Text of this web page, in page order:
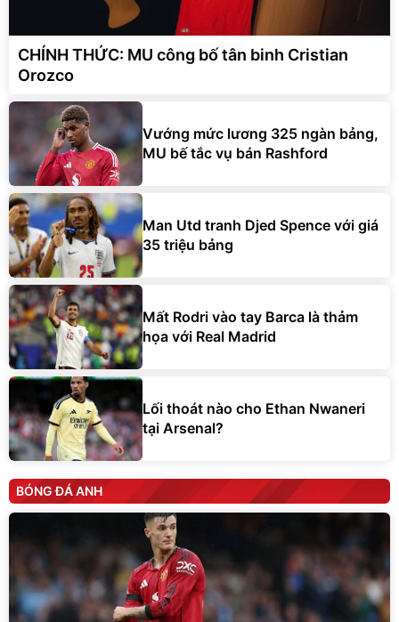
CHÍNH THỨC: MU công bố tân binh Cristian
Orozco
Vướng mức lương 325 ngàn bảng,
MU bế tắc vụ bán Rashford
Man Utd tranh Djed Spence với giá
35 triệu bảng
Mất Rodri vào tay Barca là thảm
họa với Real Madrid
Lối thoát nào cho Ethan Nwaneri
tại Arsenal?
BÓNG ĐÁ ANH